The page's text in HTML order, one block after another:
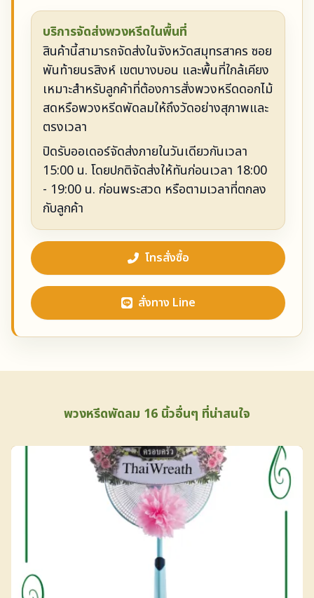
บริการจัดส่งพวงหรีดในพื้นที่
สินค้านี้สามารถจัดส่งในจังหวัดสมุทรสาคร ซอย
พันท้ายนรสิงห์ เขตบางบอน และพื้นที่ใกล้เคียง
เหมาะสำหรับลูกค้าที่ต้องการสั่งพวงหรีดดอกไม้
สดหรือพวงหรีดพัดลมให้ถึงวัดอย่างสุภาพและ
ตรงเวลา
ปิดรับออเดอร์จัดส่งภายในวันเดียวกันเวลา
15:00 น. โดยปกติจัดส่งให้ทันก่อนเวลา 18:00
- 19:00 น. ก่อนพระสวด หรือตามเวลาที่ตกลง
กับลูกค้า
โทรสั่งซื้อ
สั่งทาง Line
พวงหรีดพัดลม 16 นิ้วอื่นๆ ที่น่าสนใจ